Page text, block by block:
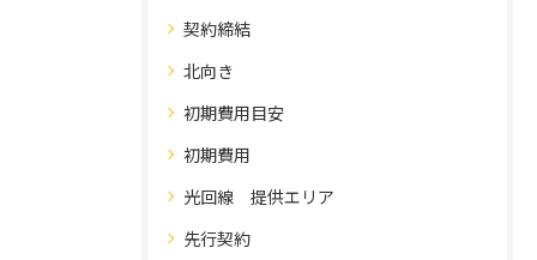
契約締結
北向き
初期費用目安
初期費用
光回線 提供エリア
先行契約